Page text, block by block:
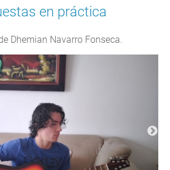
en práctica
Dhemian Navarro Fonseca.